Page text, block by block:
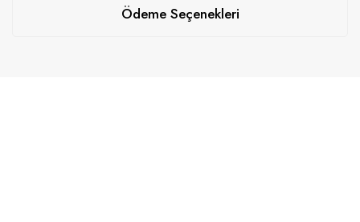
Ödeme Seçenekleri